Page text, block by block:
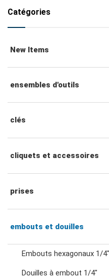
Catégories
New Items
ensembles d'outils
clés
clés mixtes
clés mixtes à cliquet
clés à double anneau
clés à cliquet à
cliquets et accessoires
Cliquets et
Accessoires
prises
Douilles 1/4"
Douilles 3/8"
embouts et douilles
Embouts hexagonaux 1/4"
Douilles à embout 1/4"